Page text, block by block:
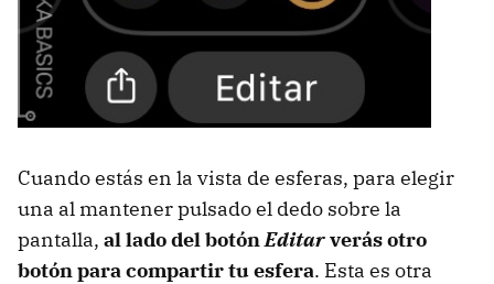
Cuando estás en la vista de esferas, para elegir
una al mantener pulsado el dedo sobre la
pantalla, al lado del botónEditarverás otro
botón para compartir tu esfera. Esta es otra